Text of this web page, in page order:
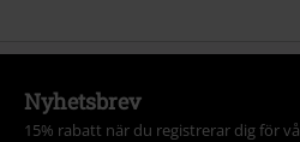
Nyhetsbrev
15% rabatt när du registrerar dig för